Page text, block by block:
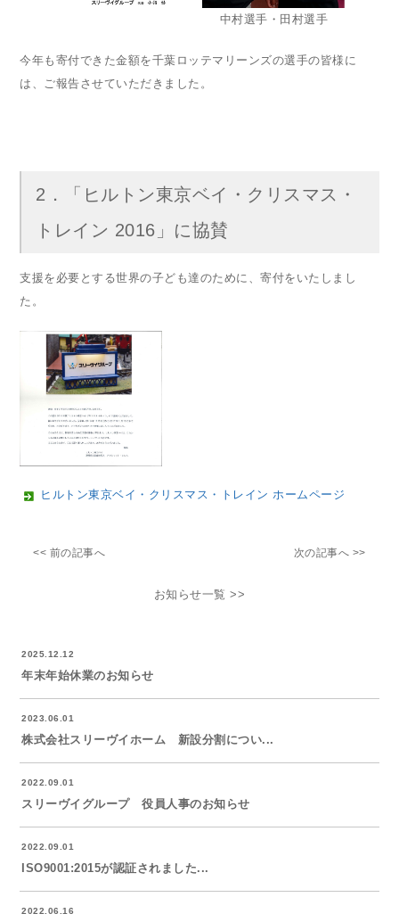
中村選手・田村選手
今年も寄付できた金額を千葉ロッテマリーンズの選手の皆様に
は、ご報告させていただきました。
2．「ヒルトン東京ベイ・クリスマス・
トレイン 2016」に協賛
支援を必要とする世界の子ども達のために、寄付をいたしまし
た。
ヒルトン東京ベイ・クリスマス・トレイン ホームページ
<< 前の記事へ 次の記事へ >>
お知らせ一覧 >>
2025.12.12
年末年始休業のお知らせ
2023.06.01
株式会社スリーヴイホーム 新設分割につい...
2022.09.01
スリーヴイグループ 役員人事のお知らせ
2022.09.01
ISO9001:2015が認証されました...
2022.06.16